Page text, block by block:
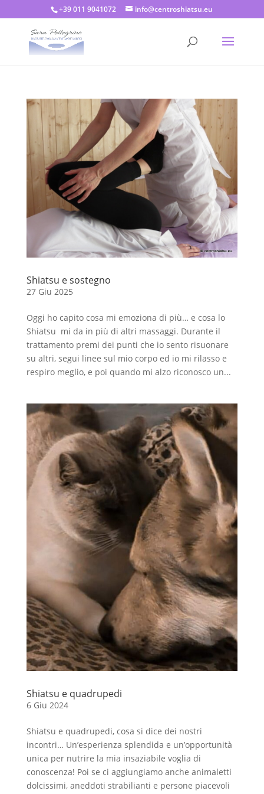
+39 011 9041072 info@centroshiatsu.eu
Shiatsu e sostegno
27 Giu 2025
Oggi ho capito cosa mi emoziona di più… e cosa lo
Shiatsu mi da in più di altri massaggi. Durante il
trattamento premi dei punti che io sento risuonare
su altri, segui linee sul mio corpo ed io mi rilasso e
respiro meglio, e poi quando mi alzo riconosco un...
Shiatsu e quadrupedi
6 Giu 2024
Shiatsu e quadrupedi, cosa si dice dei nostri
incontri… Un’esperienza splendida e un’opportunità
unica per nutrire la mia insaziabile voglia di
conoscenza! Poi se ci aggiungiamo anche animaletti
dolcissimi, aneddoti strabilianti e persone piacevoli